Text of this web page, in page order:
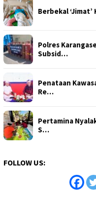
Berbekal
Polres
Subsid…
Penataan
Re…
Pertamina
S…
FOLLOW US: